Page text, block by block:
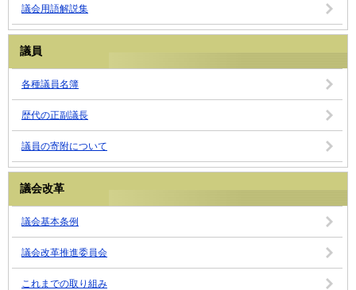
議会用語解説集
議員
各種議員名簿
歴代の正副議長
議員の寄附について
議会改革
議会基本条例
議会改革推進委員会
これまでの取り組み